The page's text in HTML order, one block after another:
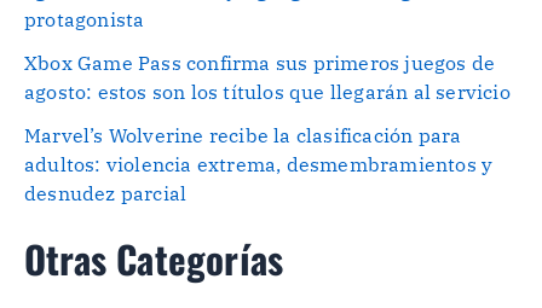
protagonista
Xbox Game Pass confirma sus primeros juegos de
agosto: estos son los títulos que llegarán al servicio
Marvel’s Wolverine recibe la clasificación para
adultos: violencia extrema, desmembramientos y
desnudez parcial
Otras Categorías